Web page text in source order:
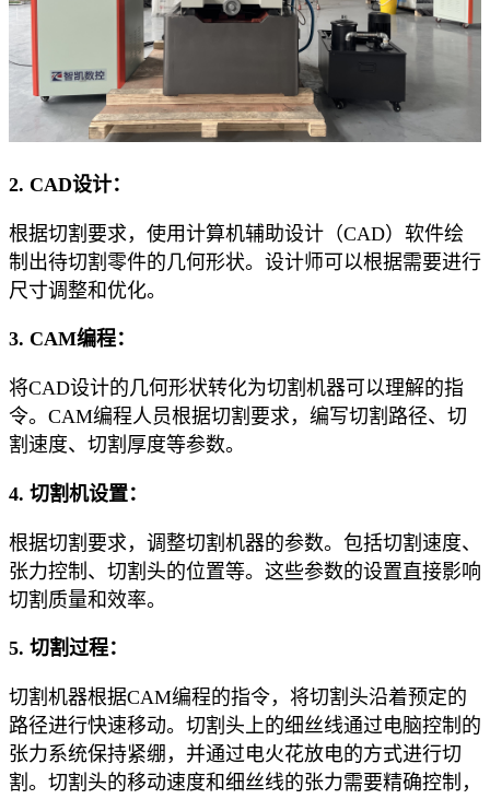
2. CAD设计：
根据切割要求，使用计算机辅助设计（CAD）软件绘
制出待切割零件的几何形状。设计师可以根据需要进行
尺寸调整和优化。
3. CAM编程：
将CAD设计的几何形状转化为切割机器可以理解的指
令。CAM编程人员根据切割要求，编写切割路径、切
割速度、切割厚度等参数。
4. 切割机设置：
根据切割要求，调整切割机器的参数。包括切割速度、
张力控制、切割头的位置等。这些参数的设置直接影响
切割质量和效率。
5. 切割过程：
切割机器根据CAM编程的指令，将切割头沿着预定的
路径进行快速移动。切割头上的细丝线通过电脑控制的
张力系统保持紧绷，并通过电火花放电的方式进行切
割。切割头的移动速度和细丝线的张力需要精确控制，